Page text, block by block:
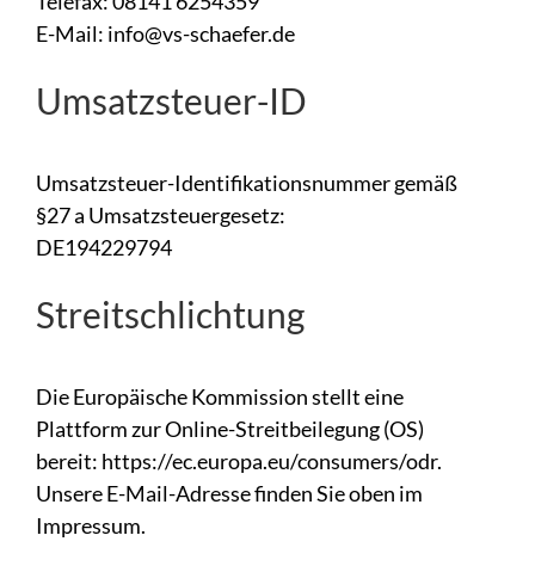
E-Mail: info@vs-schaefer.de
Umsatzsteuer-ID
Umsatzsteuer-Identifikationsnummer gemäß
§27 a Umsatzsteuergesetz:
DE194229794
Streitschlichtung
Die Europäische Kommission stellt eine
Plattform zur Online-Streitbeilegung (OS)
bereit: https://ec.europa.eu/consumers/odr.
Unsere E-Mail-Adresse finden Sie oben im
Impressum.